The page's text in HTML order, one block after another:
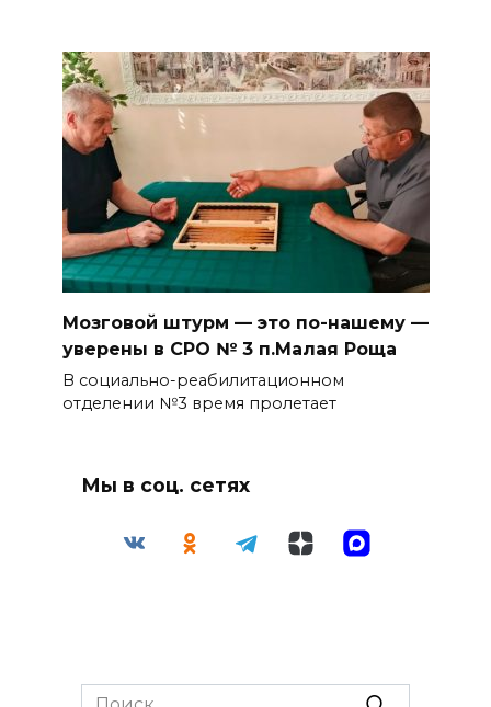
Мозговой штурм — это по-нашему —
уверены в СРО № 3 п.Малая Роща
В социально-реабилитационном
отделении №3 время пролетает
Мы в соц. сетях
Search